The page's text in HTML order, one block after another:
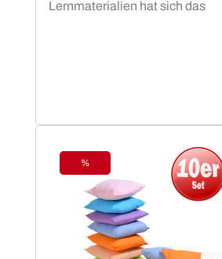
Lernmaterialien hat sich das
Germany''.Formholzmöbel für
Bildungseinrichtungen sind mit
ihren Maßen nach DIN EN 1729
zertifiziert.
Rabatt
%